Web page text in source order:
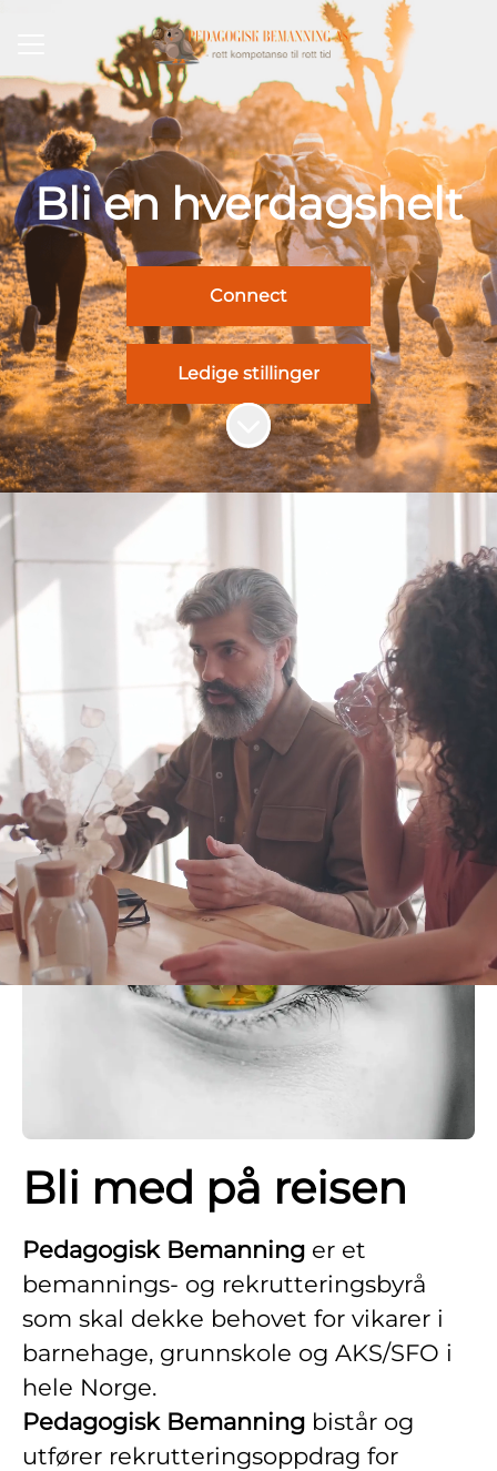
KARRIEREMENY
Del siden
Bli en hverdagshelt
Connect
Ledige stillinger
Bla til innholdet
Starte karrieren din
hos oss ⤵
Bli med på reisen
Pedagogisk Bemanning er et
bemannings- og rekrutteringsbyrå
som skal dekke behovet for vikarer i
barnehage, grunnskole og AKS/SFO i
hele Norge.
Pedagogisk Bemanning bistår og
utfører rekrutteringsoppdrag for